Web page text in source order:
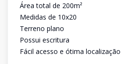
Área total de 200m²
Medidas de 10x20
Terreno plano
Possui escritura
Fácil acesso e ótima localização